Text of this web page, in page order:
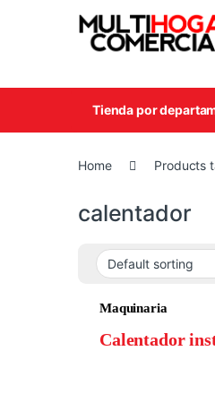
Tienda por
Home Products
calentador
Maquinaria
Calentador